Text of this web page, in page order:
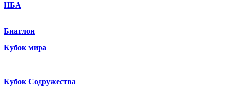
НБА
Биатлон
Кубок мира
Кубок Содружества